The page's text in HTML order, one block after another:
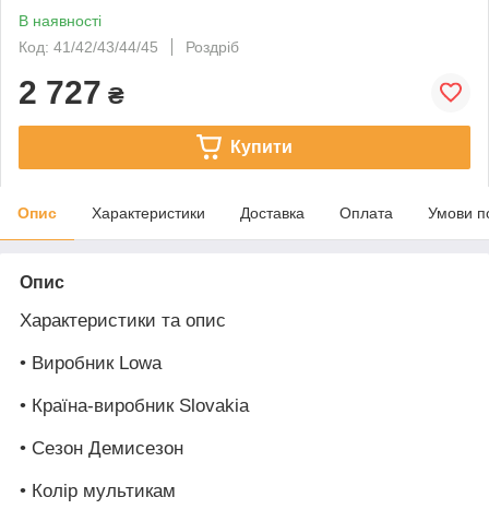
В наявності
Код: 41/42/43/44/45
Роздріб
2 727 ₴
Купити
Опис Характеристики Доставка Оплата Умови
Опис
Характеристики та опис
• Виробник Lowa
• Країна-виробник Slovakia
• Сезон Демисезон
• Колір мультикам